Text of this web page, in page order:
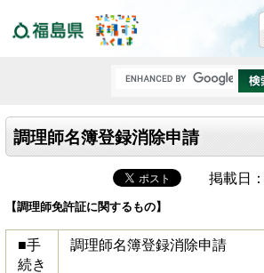
調理師名簿登録消除申請
掲載日
【調理師免許証に関するもの】
■手
続き
調理師名簿登録消除申請